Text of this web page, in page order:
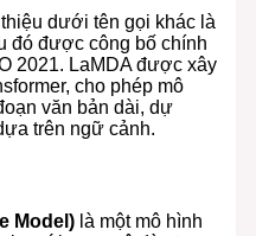
dưới tên gọi khác là
đó được công bố chính
2021. LaMDA được xây
cho phép mô
văn bản dài, dự
trên ngữ cảnh.
Model)là một mô hình